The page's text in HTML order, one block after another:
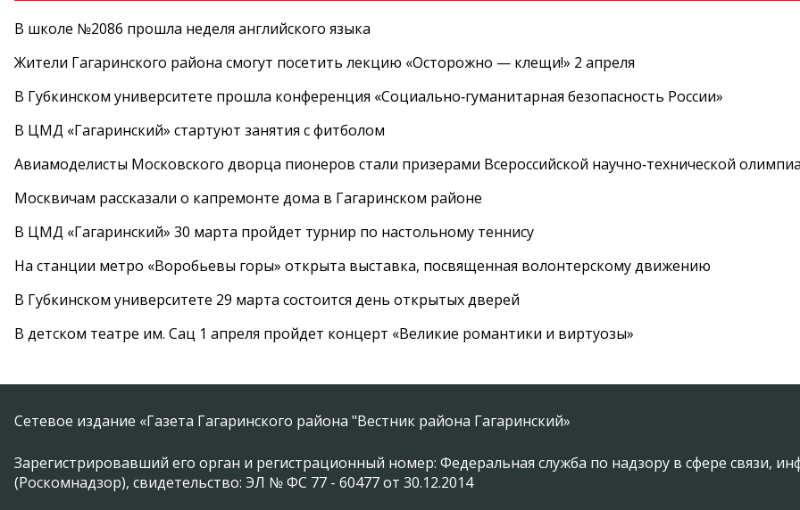
В школе №2086 прошла неделя английского языка
Жители Гагаринского района смогут посетить лекцию «Осторожно — клещи!» 2 апреля
В Губкинском университете прошла конференция «Социально‑гуманитарная безопасность России»
В ЦМД «Гагаринский» стартуют занятия с фитболом
Авиамоделисты Московского дворца пионеров стали призерами Всероссийской научно‑технической
Москвичам рассказали о капремонте дома в Гагаринском районе
В ЦМД «Гагаринский» 30 марта пройдет турнир по настольному теннису
На станции метро «Воробьевы горы» открыта выставка, посвященная волонтерскому движению
В Губкинском университете 29 марта состоится день открытых дверей
В детском театре им. Сац 1 апреля пройдет концерт «Великие романтики и виртуозы»
Сетевое издание «Газета Гагаринского района "Вестник района Гагаринский»
Зарегистрировавший его орган и регистрационный номер: Федеральная служба по надзору в сфере связи,
(Роскомнадзор), свидетельство: ЭЛ № ФС 77 - 60477 от 30.12.2014